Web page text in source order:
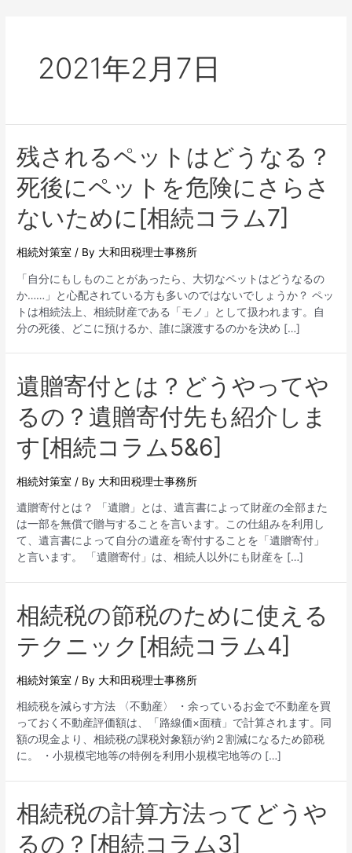
2021年2月7日
残されるペットはどうなる？
死後にペットを危険にさらさ
ないために[相続コラム7]
相続対策室 / By 大和田税理士事務所
「自分にもしものことがあったら、大切なペットはどうなるの
か……」と心配されている方も多いのではないでしょうか？ ペッ
トは相続法上、相続財産である「モノ」として扱われます。自
分の死後、どこに預けるか、誰に譲渡するのかを決め […]
遺贈寄付とは？どうやってや
るの？遺贈寄付先も紹介しま
す[相続コラム5&6]
相続対策室 / By 大和田税理士事務所
遺贈寄付とは？ 「遺贈」とは、遺言書によって財産の全部また
は一部を無償で贈与することを言います。この仕組みを利用し
て、遺言書によって自分の遺産を寄付することを「遺贈寄付」
と言います。 「遺贈寄付」は、相続人以外にも財産を […]
相続税の節税のために使える
テクニック[相続コラム4]
相続対策室 / By 大和田税理士事務所
相続税を減らす方法 〈不動産〉 ・余っているお金で不動産を買
っておく不動産評価額は、「路線価×面積」で計算されます。同
額の現金より、相続税の課税対象額が約２割減になるため節税
に。 ・小規模宅地等の特例を利用小規模宅地等の […]
相続税の計算方法ってどうや
るの？[相続コラム3]